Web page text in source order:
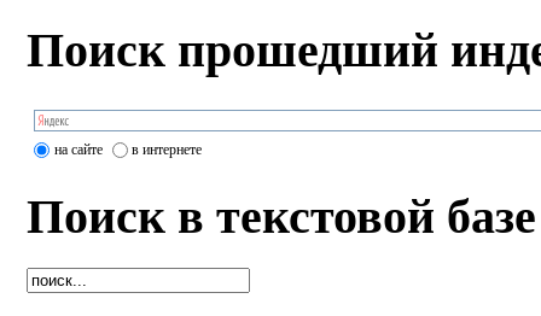
Поиск прошедший
на сайте в интернете
Поиск в текстовой базе